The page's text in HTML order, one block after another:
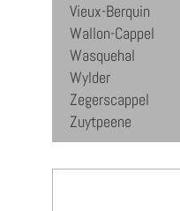
Vieux-Berquin
Wallon-Cappel
Wasquehal
Wylder
Zegerscappel
Zuytpeene